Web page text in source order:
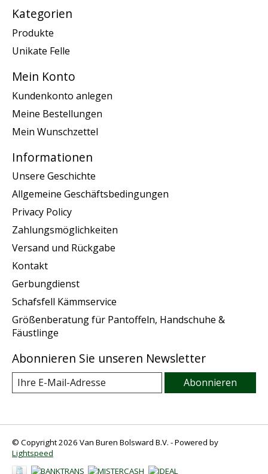
Kategorien
Produkte
Unikate Felle
Mein Konto
Kundenkonto anlegen
Meine Bestellungen
Mein Wunschzettel
Informationen
Unsere Geschichte
Allgemeine Geschäftsbedingungen
Privacy Policy
Zahlungsmöglichkeiten
Versand und Rückgabe
Kontakt
Gerbungdienst
Schafsfell Kämmservice
Größenberatung für Pantoffeln, Handschuhe &
Fäustlinge
Abonnieren Sie unseren Newsletter
Abonnieren
© Copyright 2026 Van Buren Bolsward B.V. - Powered by
Lightspeed